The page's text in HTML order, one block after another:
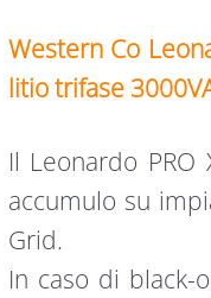
Western Co
litio trifase
Il Leonardo
accumulo su
Grid.
In caso di black-